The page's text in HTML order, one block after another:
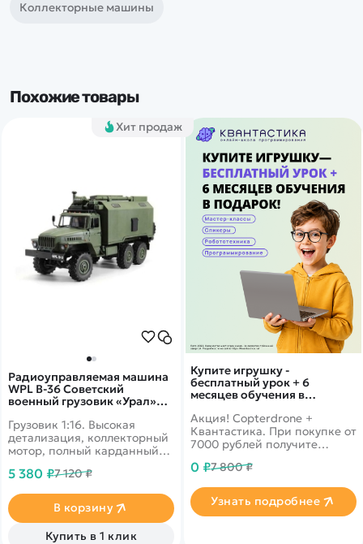
Коллекторные машины
Похожие товары
Купите игрушку -
бесплатный урок + 6
месяцев обучения в
Акция! Copterdrone +
Квантастика. При покупке от
7000 рублей получите
нашего партнера
0 ₽7 800 ₽
Узнать подробнее
Хит продаж
Радиоуправляемая машина
WPL B-36 Советский
военный грузовик «Урал»
Грузовик 1:16. Высокая
детализация, коллекторный
мотор, полный карданный
подвеска. Подвижные
время работы 25 минут.
5 380 ₽7 120 ₽
В корзину
Купить в 1 клик